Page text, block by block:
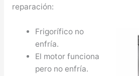
reparación:
Frigorífico no
enfría.
El motor funciona
pero no enfría.